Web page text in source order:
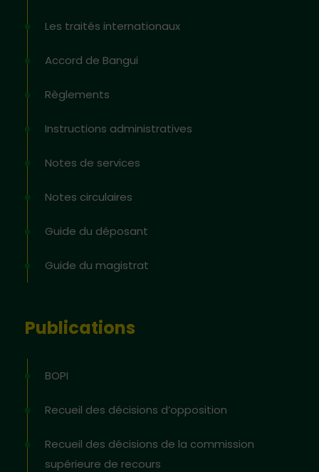
Les traités internationaux
Accord de Bangui
Règlements
Instructions administratives
Notes de services
Notes circulaires
Guide du déposant
Guide du magistrat
Publications
BOPI
Recueil des décisions d’opposition
Recueil des décisions de la commission
supérieure de recours